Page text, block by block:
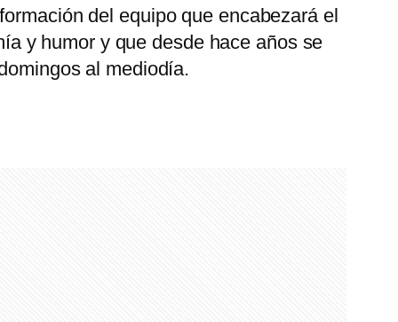
del equipo que encabezará el
y humor y que desde hace años se
al mediodía.